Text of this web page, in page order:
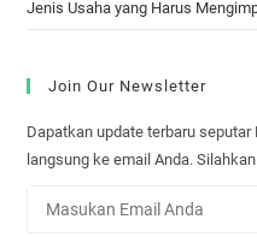
Jenis Usaha yang Harus
Join Our Newsletter
Dapatkan update terbaru
langsung ke email Anda.